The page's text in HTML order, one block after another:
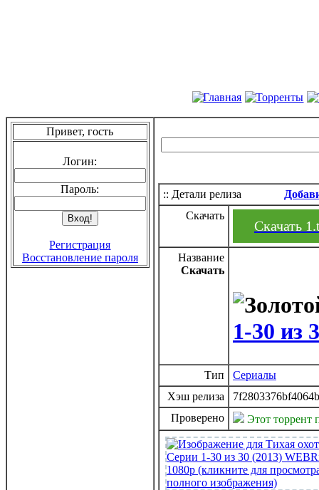
Привет, гость
Логин:
Пароль:
Регистрация
Восстановление пароля
:: Детали релиза
Скачать
Скачать
Название
Скачать
1-30 из
Тип
Сериалы
Хэш релиза
Проверено
Этот торрент